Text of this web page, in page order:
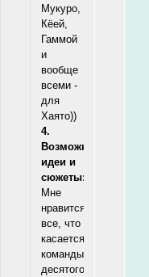
Мукуро,
Кёей,
Гаммой
и
вообще
всеми -
для
Хаято))
4.
Возможные
идеи и
сюжеты:
Мне
нравится
все, что
касается
команды
десятого